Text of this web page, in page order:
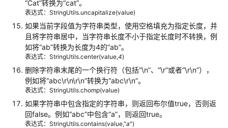
迁
移
正
则
表
达
式
分
隔
半
“Cat”转换为“cat”。
表达式：StringUtils.uncapitalize(value)
如果当前字段值为字符串类型，使用空格填充为指定长度，并
且将字符串居中，当字符串长度不小于指定长度时不转换，例
如将“ab”转换为长度为4的“ab”。
表达式：StringUtils.center(value,4)
删除字符串末尾的一个换行符（包括“\n”、 “\r”或者“\r\n”），
例如将“abc\r\n\r\n”转换为“abc\r\n”。
表达式：StringUtils.chomp(value)
如果字符串中包含指定的字符串，则返回布尔值true，否则返
回false。例如“abc”中包含“a”，则返回true。
表达式：StringUtils.contains(value,"a")